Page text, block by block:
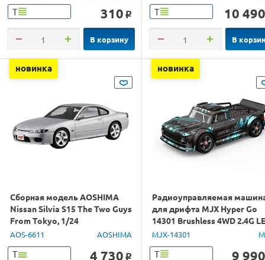
Т 310 o
В корзину
Т 10 490
В
новинка
Сборная модель AOSHIMA
Nissan Silvia S15 The Two Guys
From Tokyo, 1/24
AOS-6611 AOSHIMA
Т 4 730 o
новинка
Радиоуправляемая
для дрифта MJX Hyper Go
14301 Brushless 4WD 2.4G
1/14 RTR
MJX-14301
Т 9 990